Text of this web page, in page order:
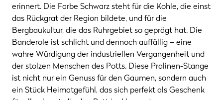
erinnert. Die Farbe Schwarz steht für die Kohle, die einst
das Rückgrat der Region bildete, und für die
Bergbaukultur, die das Ruhrgebiet so geprägt hat. Die
Banderole ist schlicht und dennoch auffällig – eine
wahre Würdigung der industriellen Vergangenheit und
der stolzen Menschen des Potts. Diese Pralinen-Stange
ist nicht nur ein Genuss für den Gaumen, sondern auch
ein Stück Heimatgefühl, das sich perfekt als Geschenk